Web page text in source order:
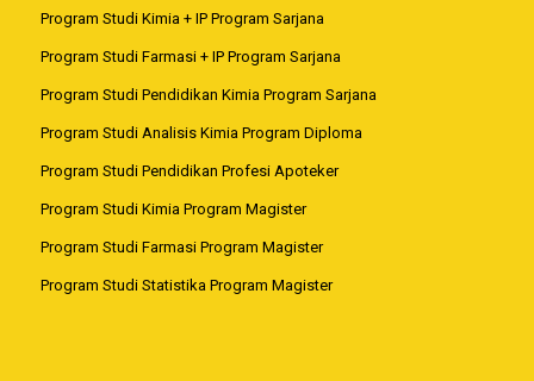
Program Studi Kimia + IP Program Sarjana
Program Studi Farmasi + IP Program Sarjana
Program Studi Pendidikan Kimia Program Sarjana
Program Studi Analisis Kimia Program Diploma
Program Studi Pendidikan Profesi Apoteker
Program Studi Kimia Program Magister
Program Studi Farmasi Program Magister
Program Studi Statistika Program Magister